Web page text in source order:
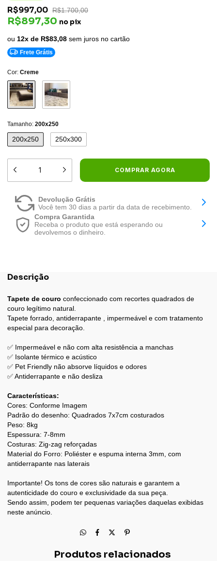
R$997,00 R$1.700,00
R$897,30 no pix
ou 12x de R$83,08 sem juros no cartão
Frete Grátis
Cor: Creme
Tamanho: 200x250
200x250 250x300
Devolução Grátis
Você tem 30 dias a partir da data de recebimento.
Compra Garantida
Receba o produto que está esperando ou
devolvemos o dinheiro.
Descrição
Tapete de couro confeccionado com recortes quadrados de
couro legítimo natural.
Tapete forrado, antiderrapante , impermeável e com tratamento
especial para decoração.
✅ Impermeável e não com alta resistência a manchas
✅ Isolante térmico e acústico
✅ Pet Friendly não absorve líquidos e odores
✅ Antiderrapante e não desliza
Características:
Cores: Conforme Imagem
Padrão do desenho: Quadrados 7x7cm costurados
Peso: 8kg
Espessura: 7-8mm
Costuras: Zig-zag reforçadas
Material do Forro: Poliéster e espuma interna 3mm, com
antiderrapante nas laterais
Importante! Os tons de cores são naturais e garantem a
autenticidade do couro e exclusividade da sua peça.
Sendo assim, podem ter pequenas variações daquelas exibidas
neste anúncio.
Produtos relacionados